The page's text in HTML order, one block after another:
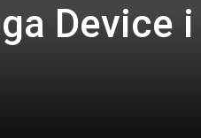
Device